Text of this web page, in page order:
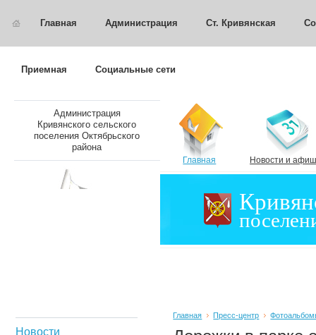
Главная Администрация Ст. Кривянская
Приемная Социальные сети
Администрация
Кривянского сельского
поселения Октябрьского
района
Главная Новости и
Новости
Главная Пресс-центр